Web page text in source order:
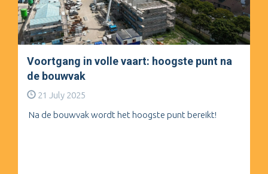
Voortgang in volle vaart: hoogste punt na
de bouwvak
21 July 2025
Na de bouwvak wordt het hoogste punt bereikt!